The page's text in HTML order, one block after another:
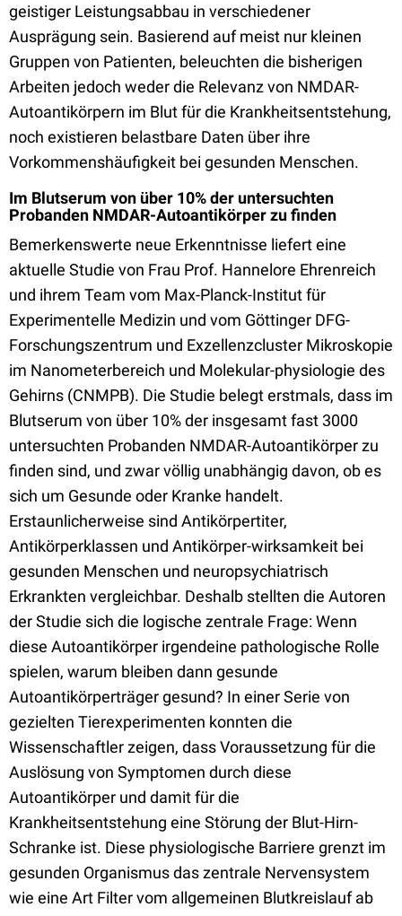
geistiger Leistungsabbau in verschiedener
Ausprägung sein. Basierend auf meist nur kleinen
Gruppen von Patienten, beleuchten die bisherigen
Arbeiten jedoch weder die Relevanz von NMDAR-
Autoantikörpern im Blut für die Krankheitsentstehung,
noch existieren belastbare Daten über ihre
Vorkommenshäufigkeit bei gesunden Menschen.
Im Blutserum von über 10% der untersuchten
Probanden NMDAR-Autoantikörper zu finden
Bemerkenswerte neue Erkenntnisse liefert eine
aktuelle Studie von Frau Prof. Hannelore Ehrenreich
und ihrem Team vom Max-Planck-Institut für
Experimentelle Medizin und vom Göttinger DFG-
Forschungszentrum und Exzellenzcluster Mikroskopie
im Nanometerbereich und Molekular-physiologie des
Gehirns (CNMPB). Die Studie belegt erstmals, dass im
Blutserum von über 10% der insgesamt fast 3000
untersuchten Probanden NMDAR-Autoantikörper zu
finden sind, und zwar völlig unabhängig davon, ob es
sich um Gesunde oder Kranke handelt.
Erstaunlicherweise sind Antikörpertiter,
Antikörperklassen und Antikörper-wirksamkeit bei
gesunden Menschen und neuropsychiatrisch
Erkrankten vergleichbar. Deshalb stellten die Autoren
der Studie sich die logische zentrale Frage: Wenn
diese Autoantikörper irgendeine pathologische Rolle
spielen, warum bleiben dann gesunde
Autoantikörperträger gesund? In einer Serie von
gezielten Tierexperimenten konnten die
Wissenschaftler zeigen, dass Voraussetzung für die
Auslösung von Symptomen durch diese
Autoantikörper und damit für die
Krankheitsentstehung eine Störung der Blut-Hirn-
Schranke ist. Diese physiologische Barriere grenzt im
gesunden Organismus das zentrale Nervensystem
wie eine Art Filter vom allgemeinen Blutkreislauf ab